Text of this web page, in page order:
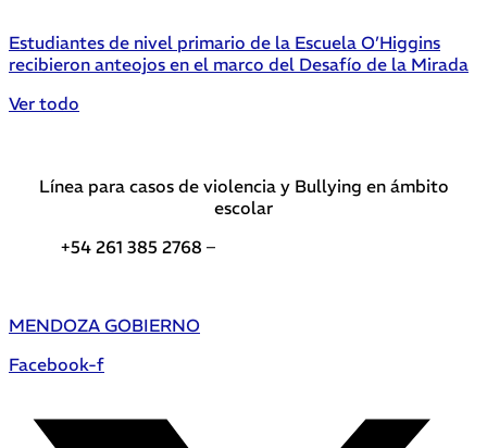
Estudiantes de nivel primario de la Escuela O’Higgins
recibieron anteojos en el marco del Desafío de la Mirada
Ver todo
Línea para casos de violencia y Bullying en ámbito
escolar
+54 261 385 2768 –
MENDOZA GOBIERNO
Facebook-f